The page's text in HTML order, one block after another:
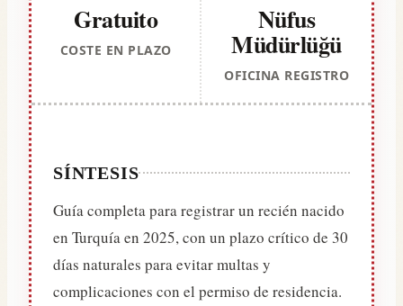
Gratuito
COSTE EN PLAZO
Nüfus
Müdürlüğü
OFICINA REGISTRO
SÍNTESIS
Guía completa para registrar un recién nacido
en Turquía en 2025, con un plazo crítico de 30
días naturales para evitar multas y
complicaciones con el permiso de residencia.